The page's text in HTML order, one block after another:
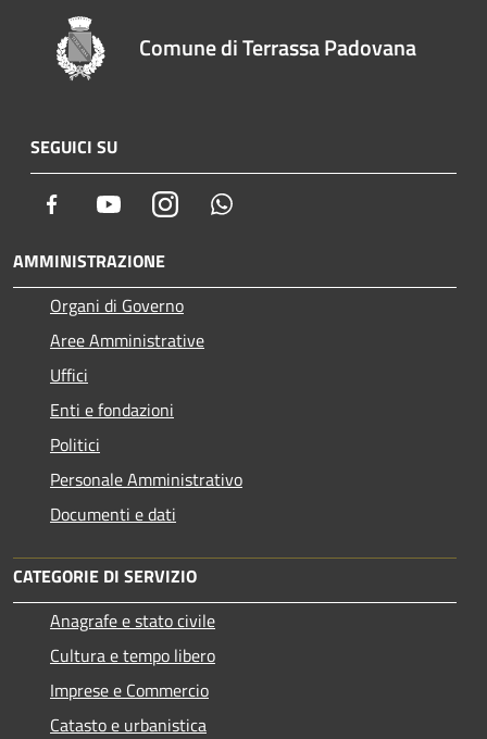
Comune di Terrassa Padovana
SEGUICI SU
Facebook YoutubeInstagram
AMMINISTRAZIONE
Organi di Governo
Aree Amministrative
Uffici
Enti e fondazioni
Politici
Personale Amministrativo
Documenti e dati
CATEGORIE DI SERVIZIO
Anagrafe e stato civile
Cultura e tempo libero
Imprese e Commercio
Catasto e urbanistica